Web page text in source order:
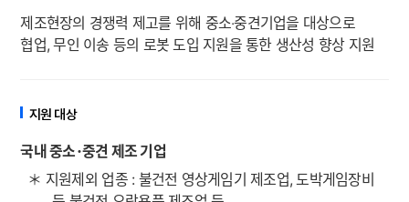
제조현장의 경쟁력 제고를 위해 중소‧중견기업을 대상으로
협업,무인 이송 등의 로봇 도입 지원을 통한 생산성 향상 지원
지원 대상
국내 중소･중견 제조 기업
＊ 지원제외 업종 : 불건전 영상게임기 제조업,도박게임장비